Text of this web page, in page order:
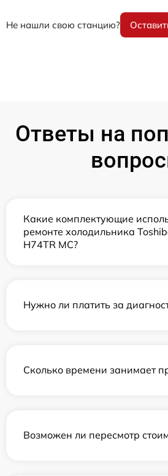
Не нашли свою станцию?
Ответы на
Какие комплектующие
ремонте холодильника
H74TR MC?
Нужно ли платить за
Сколько времени занимает
Возможен ли пересмотр